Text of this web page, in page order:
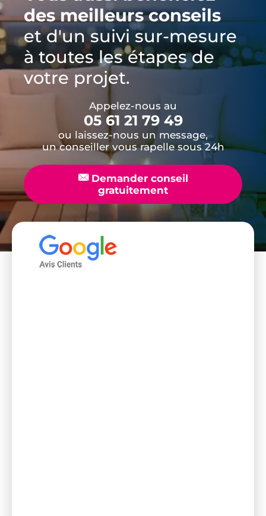
des meilleurs conseils
et d'un suivi sur-mesure
à toutes les étapes de
votre projet.
Appelez-nous au
05 61 21 79 49
ou laissez-nous un message,
un conseiller vous rapelle sous 24h
📧Demander conseil
gratuitement